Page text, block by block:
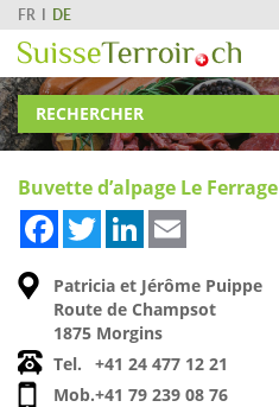
FR DE
RECHERCHER
Buvette d’alpage Le Ferrage
FacebookTwitterLinkedIn
Patricia et Jérôme Puippe
Route de Champsot
1875 Morgins
Tel.
+41 24 477 12 21
Mob.+41 79 239 08 76